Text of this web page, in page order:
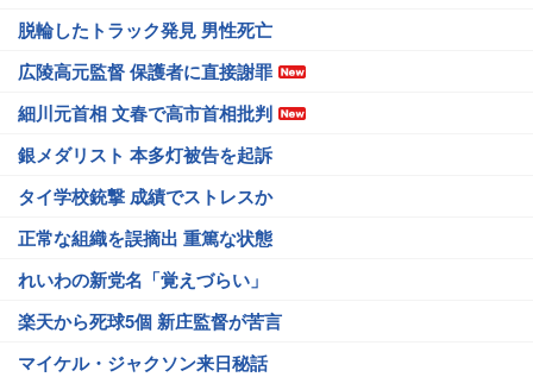
脱輪したトラック発見 男性死亡
広陵高元監督 保護者に直接謝罪
細川元首相 文春で高市首相批判
銀メダリスト 本多灯被告を起訴
タイ学校銃撃 成績でストレスか
正常な組織を誤摘出 重篤な状態
れいわの新党名「覚えづらい」
楽天から死球5個 新庄監督が苦言
マイケル・ジャクソン来日秘話